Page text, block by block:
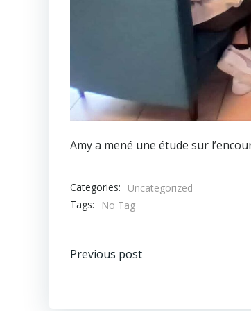
Amy a mené une étude sur
Categories:
Uncategorized
Tags:
No Tag
Post
Previous post